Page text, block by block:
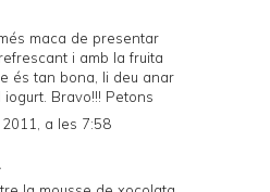
maca de presentar
i amb la fruita
és tan bona, li deu anar
Bravo!!! Petons
a les 7:58